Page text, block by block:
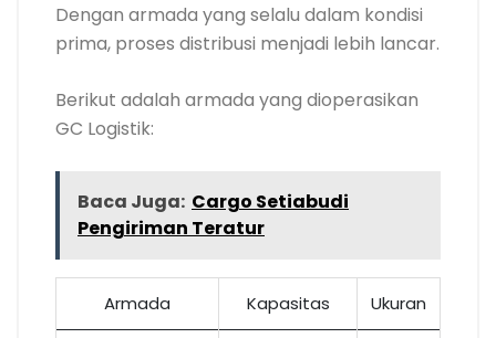
Dengan armada yang selalu dalam kondisi
prima, proses distribusi menjadi lebih lancar.
Berikut adalah armada yang dioperasikan
GC Logistik:
Baca Juga: Cargo Setiabudi
Pengiriman Teratur
Armada Kapasitas Ukuran